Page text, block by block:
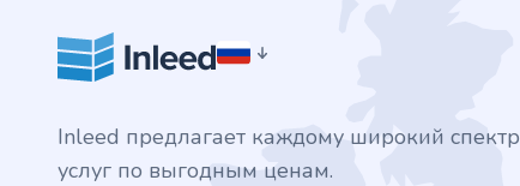
.shop
.tips
Inleed предлагает каждому широкий спектр
услуг по выгодным ценам.